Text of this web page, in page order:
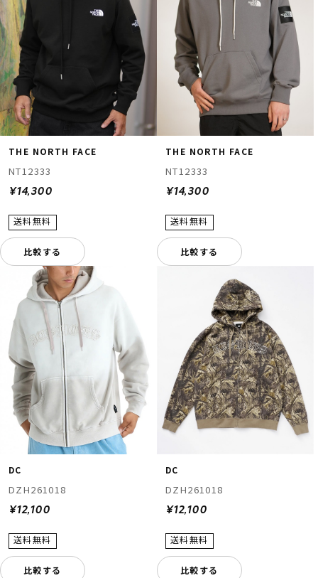
THE NORTH FACE
NT12333
¥14,300
比較する
THE NORTH FACE
NT12333
¥14,300
比較する
DC
DZH261018
¥12,100
比較する
DC
DZH261018
¥12,100
比較する